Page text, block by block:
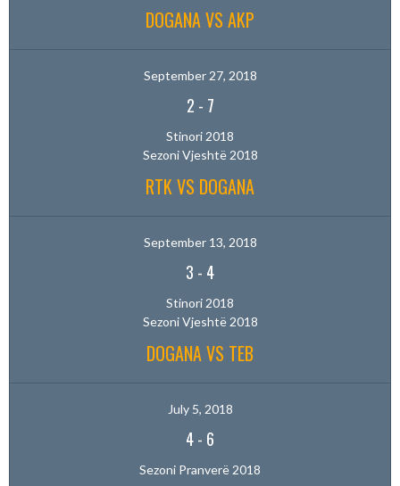
DOGANA VS AKP
September 27, 2018
2 - 7
Stinori 2018
Sezoni Vjeshtë 2018
RTK VS DOGANA
September 13, 2018
3 - 4
Stinori 2018
Sezoni Vjeshtë 2018
DOGANA VS TEB
July 5, 2018
4- 6
Sezoni Pranverë 2018